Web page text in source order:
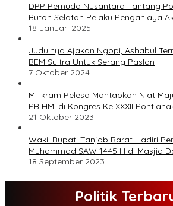
DPP Pemuda Nusantara Tantang
Buton Selatan Pelaku Penganiaya
18 Januari 2025
Judulnya Ajakan Ngopi, Ashabul
BEM Sultra Untuk Serang Paslon
7 Oktober 2024
M. Ikram Pelesa Mantapkan Niat
PB HMI di Kongres Ke XXXII
21 Oktober 2023
Wakil Bupati Tanjab Barat Hadiri
Muhammad SAW 1445 H di Masjid
18 September 2023
Politik